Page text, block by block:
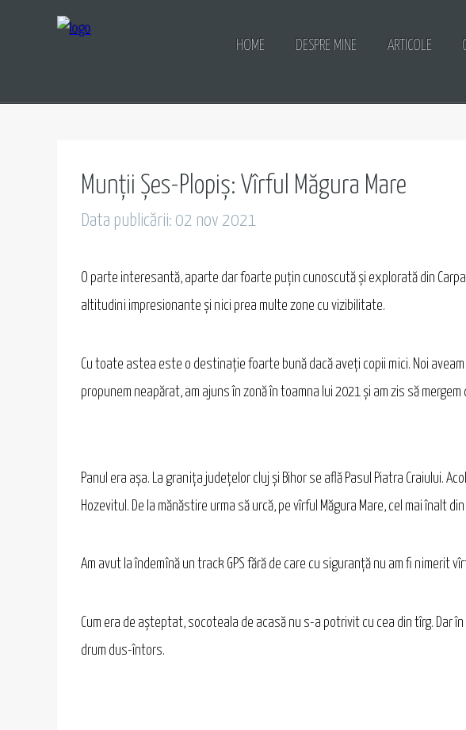
HOME DESPRE MINE ARTICOLE
Munții Șes-Plopiș: Vîrful Măgura Mare
Data publicării: 02 nov 2021
O parte interesantă, aparte dar foarte puțin cunoscută și explorată din
altitudini impresionante și nici prea multe zone cu vizibilitate.
Cu toate astea este o destinație foarte bună dacă aveți copii mici. Noi
propunem neapărat, am ajuns în zonă în toamna lui 2021 și am zis să
Panul era așa. La granița județelor cluj și Bihor se află Pasul Piatra Craiului.
Hozevitul. De la mănăstire urma să urcă, pe vîrful Măgura Mare, cel mai înalt
Am avut la îndemînă un track GPS fără de care cu siguranță nu am fi nimerit
Cum era de așteptat, socoteala de acasă nu s-a potrivit cu cea din tîrg. Dar
drum dus-întors.